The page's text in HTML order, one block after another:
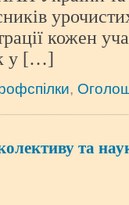
кожен
у […]
,
та